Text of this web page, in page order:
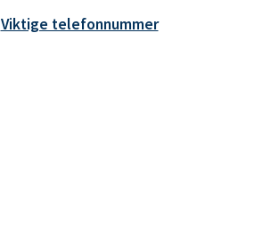
Viktige telefonnummer